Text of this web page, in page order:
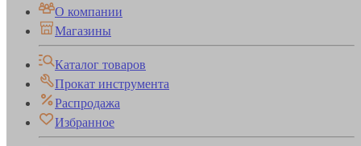
О компании
Магазины
Каталог товаров
Прокат инструмента
Распродажа
Избранное